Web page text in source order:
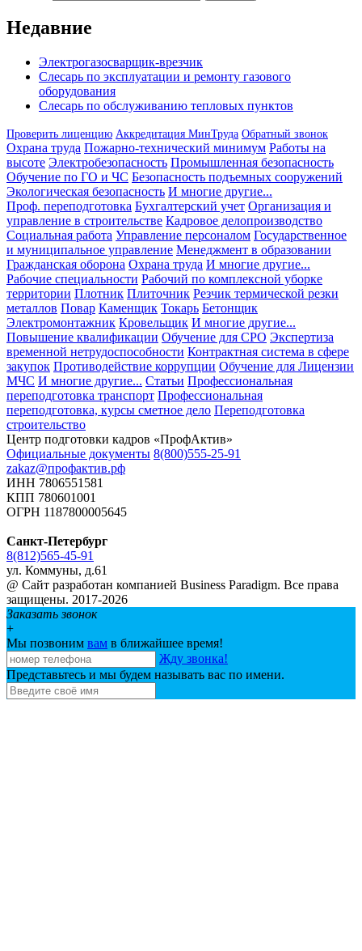
Недавние
Электрогазосварщик-врезчик
Слесарь по эксплуатации и ремонту газового
оборудования
Слесарь по обслуживанию тепловых пунктов
Проверить лиценцию Аккредитация МинТруда Обратный звонок
Охрана труда Пожарно-технический минимум Работы на
высоте Электробезопасность Промышленная безопасность
Обучение по ГО и ЧС Безопасность подъемных сооружений
Экологическая безопасность И многие другие...
Проф. переподготовка Бухгалтерский учет Организация и
управление в строительстве Кадровое делопроизводство
Социальная работа Управление персоналом Государственное
и муниципальное управление Менеджмент в образовании
Гражданская оборона Охрана труда И многие другие...
Рабочие специальности Рабочий по комплексной уборке
территории Плотник Плиточник Резчик термической резки
металлов Повар Каменщик Токарь Бетонщик
Электромонтажник Кровельщик И многие другие...
Повышение квалификации Обучение для СРО Экспертиза
временной нетрудоспособности Контрактная система в сфере
закупок Противодействие коррупции Обучение для Лицензии
МЧС И многие другие... Статьи Профессиональная
переподготовка транспорт Профессиональная
переподготовка, курсы сметное дело Переподготовка
строительство
Центр подготовки кадров «ПрофАктив»
Официальные документы 8(800)555-25-91
zakaz@профактив.рф
ИНН 7806551581
КПП 780601001
ОГРН 1187800005645
Санкт-Петербург
8(812)565-45-91
ул. Коммуны, д.61
@ Сайт разработан компанией Business Paradigm. Все права
защищены. 2017-2026
Заказать звонок
+
Мы позвоним вам в ближайшее время!
Жду звонка!
Представьтесь и мы будем называть вас по имени.